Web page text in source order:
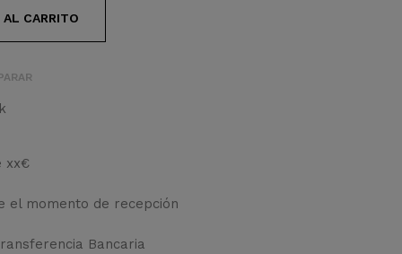
AL CARRITO
xx€
el momento de recepción
Bancaria